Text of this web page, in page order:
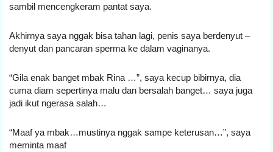
sambil mencengkeram pantat saya.
Akhirnya saya nggak bisa tahan lagi, penis saya berdenyut –
denyut dan pancaran sperma ke dalam vaginanya.
“Gila enak banget mbak Rina …”, saya kecup bibirnya, dia
cuma diam sepertinya malu dan bersalah banget… saya juga
jadi ikut ngerasa salah…
“Maaf ya mbak…mustinya nggak sampe keterusan…”, saya
meminta maaf